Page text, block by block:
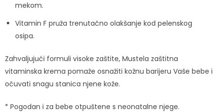
mekom.
Vitamin F pruža trenutačno olakšanje kod pelenskog
osipa.
Zahvaljujući formuli visoke zaštite, Mustela zaštitna
vitaminska krema pomaže osnažiti kožnu barijeru Vaše bebe i
očuvati snagu stanica njene kože.
* Pogodan i za bebe otpuštene s neonatalne njege.